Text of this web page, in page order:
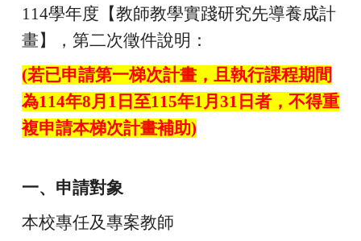
114學年度【教師教學實踐研究先導養成計
畫】，第二次徵件說明：
(若已申請第一梯次計畫，且執行課程期間
為114年8月1日至115年1月31日者，不得重
複申請本梯次計畫補助)
一、申請對象
本校專任及專案教師